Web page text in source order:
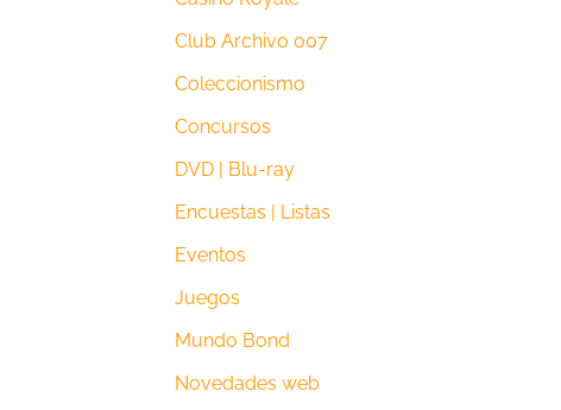
Club Archivo 007
Coleccionismo
Concursos
DVD | Blu-ray
Encuestas | Listas
Eventos
Juegos
Mundo Bond
Novedades web